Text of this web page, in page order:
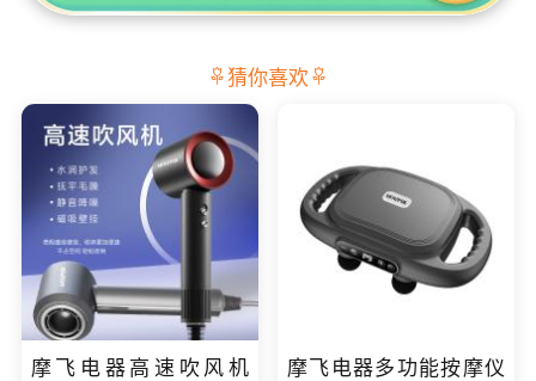
猜你喜欢
摩飞电器高速吹风机
摩飞电器多功能按摩仪